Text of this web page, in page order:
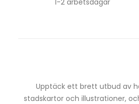
1-2 arbetsdagar
Upptäck ett brett utbud av
stadskartor och illustrationer,